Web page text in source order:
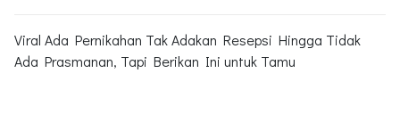
Viral Ada Pernikahan Tak Adakan Resepsi Hingga Tidak
Ada Prasmanan, Tapi Berikan Ini untuk Tamu